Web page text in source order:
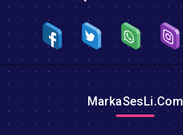
MarkaSesLi.Com